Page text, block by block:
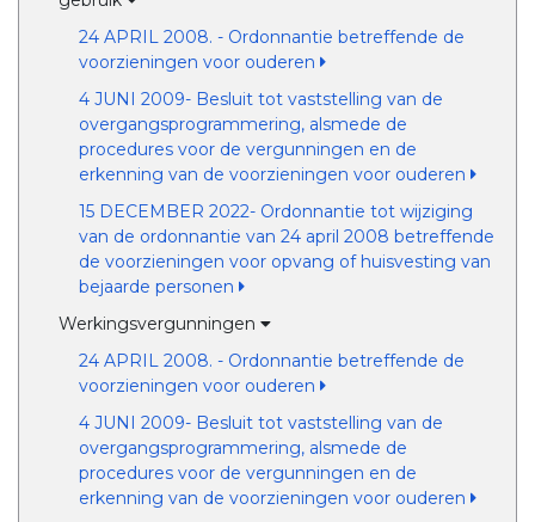
24 APRIL 2008. - Ordonnantie betreffende de
voorzieningen voor ouderen
4 JUNI 2009- Besluit tot vaststelling van de
overgangsprogrammering, alsmede de
procedures voor de vergunningen en de
erkenning van de voorzieningen voor ouderen
15 DECEMBER 2022- Ordonnantie tot wijziging
van de ordonnantie van 24 april 2008 betreffende
de voorzieningen voor opvang of huisvesting van
bejaarde personen
Werkingsvergunningen
24 APRIL 2008. - Ordonnantie betreffende de
voorzieningen voor ouderen
4 JUNI 2009- Besluit tot vaststelling van de
overgangsprogrammering, alsmede de
procedures voor de vergunningen en de
erkenning van de voorzieningen voor ouderen